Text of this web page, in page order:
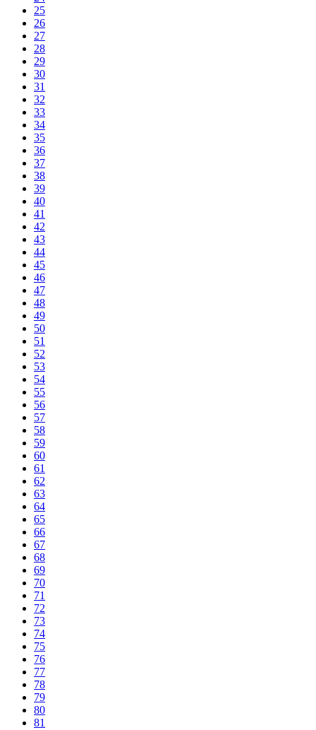
25
26
27
28
29
30
31
32
33
34
35
36
37
38
39
40
41
42
43
44
45
46
47
48
49
50
51
52
53
54
55
56
57
58
59
60
61
62
63
64
65
66
67
68
69
70
71
72
73
74
75
76
77
78
79
80
81